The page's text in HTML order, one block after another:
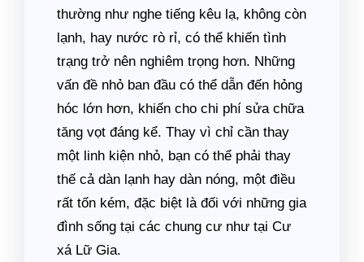
thường như nghe tiếng kêu lạ, không còn
lạnh, hay nước rò rỉ, có thể khiến tình
trạng trở nên nghiêm trọng hơn. Những
vấn đề nhỏ ban đầu có thể dẫn đến hỏng
hóc lớn hơn, khiến cho chi phí sửa chữa
tăng vọt đáng kể. Thay vì chỉ cần thay
một linh kiện nhỏ, bạn có thể phải thay
thế cả dàn lạnh hay dàn nóng, một điều
rất tốn kém, đặc biệt là đối với những gia
đình sống tại các chung cư như tại Cư
xá Lữ Gia.